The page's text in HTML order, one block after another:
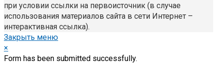
при условии ссылки на первоисточник (в случае
использования материалов сайта в сети Интернет –
интерактивная ссылка).
Закрыть меню
×
Form has been submitted successfully.